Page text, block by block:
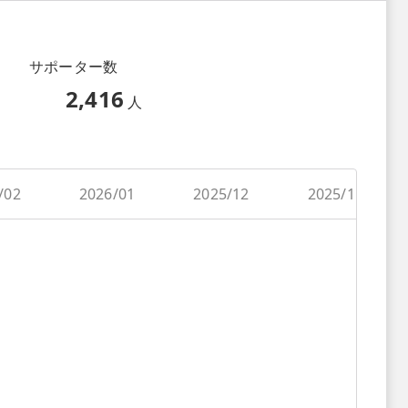
サポーター数
2,416 人
02 2026/01 2025/12 2025/11